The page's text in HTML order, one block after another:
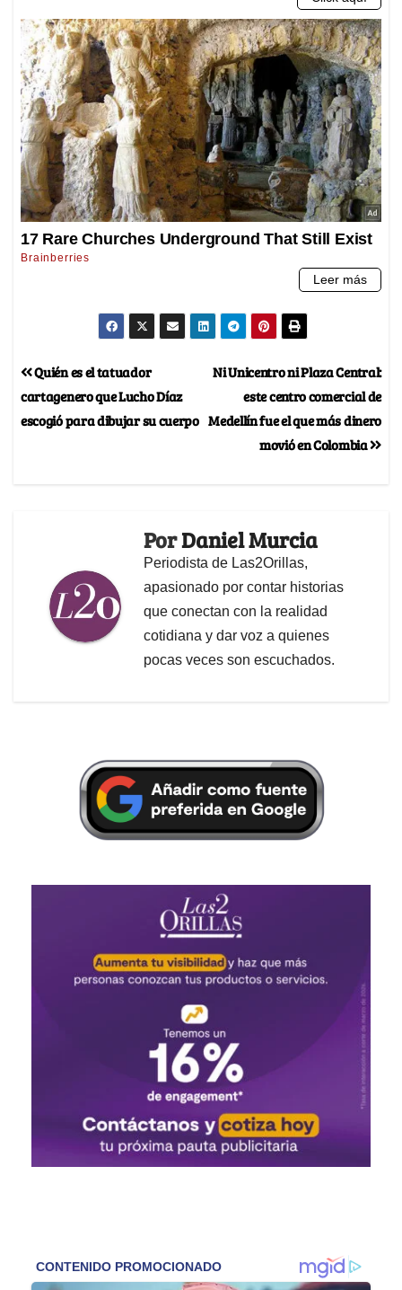
Ni Unicentro ni Plaza Central:
este centro comercial de
Medellín fue el que más dinero
movió en Colombia
Quién es el tatuador
cartagenero que Lucho Díaz
escogió para dibujar su cuerpo
PorDaniel Murcia
Periodista de Las2Orillas,
apasionado por contar historias
que conectan con la realidad
cotidiana y dar voz a quienes
pocas veces son escuchados.